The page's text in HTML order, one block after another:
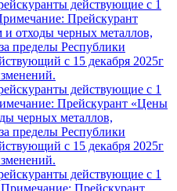
действующие с 1
Прейскурант
отходы черных металлов,
пределы Республики
с 15 декабря 2025г
действующие с 1
Прейскурант «Цены
черных металлов,
пределы Республики
с 15 декабря 2025г
действующие с 1